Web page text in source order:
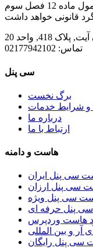
هرگونه کپی برداری بدون مجوز کتبی، مشمول ماده 12 فصل سوم
418, واحد 20
تماس:
سی پنل
برگ نخست
و شرایط خدمات
درباره ما
ارتباط با ما
هاست و دامنه
سی پنل ایران
سی پنل ارزان
سی پنل ویژه
پنل حرفه ای
هاست وردپرس
آر و بین المللی
سی پنل رایگان